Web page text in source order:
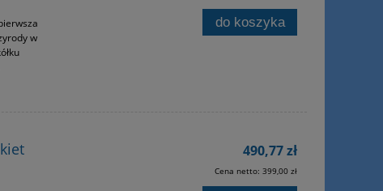
w
do koszyka
490,77 zł
Cena netto: 399,00 zł